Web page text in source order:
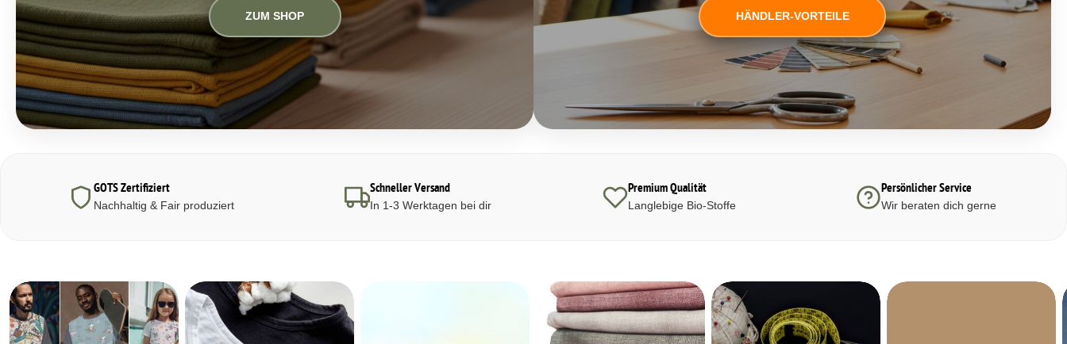
ZUM SHOP HÄNDLER-VORTEILE
GOTS Zertifiziert
Nachhaltig & Fair produziert
Schneller Versand
In 1-3 Werktagen bei dir
Premium Qualität
Langlebige Bio-Stoffe
Persönlicher Service
Wir beraten dich gerne